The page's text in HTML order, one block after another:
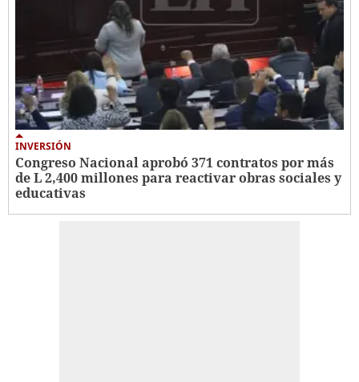
INVERSIÓN
Congreso Nacional aprobó 371 contratos por más
de L 2,400 millones para reactivar obras sociales y
educativas